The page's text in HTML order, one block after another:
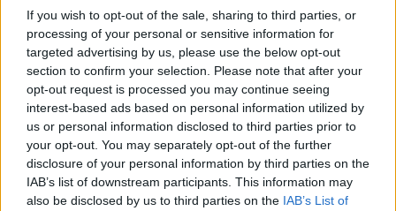
If you wish to opt-out of the sale, sharing to third parties, or
processing of your personal or sensitive information for
targeted advertising by us, please use the below opt-out
section to confirm your selection. Please note that after your
opt-out request is processed you may continue seeing
interest-based ads based on personal information utilized by
us or personal information disclosed to third parties prior to
your opt-out. You may separately opt-out of the further
disclosure of your personal information by third parties on the
IAB’s list of downstream participants. This information may
also be disclosed by us to third parties on the IAB’s List of
bemutatkozhat, miközben az áremelésekről szóló
találgatások továbbra is beárnyékolják a rajtot.
Az Android rejtett automatizmusai: hat
funkció, amely észrevétlenül könnyíti
meg a mindennapokat
2026.06.14| Android Police
Sok felhasználó külön alkalmazásokra esküszik, pedig az
Android már évek óta olyan intelligens funkciókat kínál,
amelyek maguktól dolgoznak a háttérben.